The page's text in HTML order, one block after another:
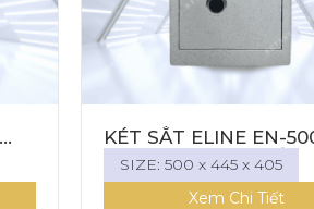
KÉT SẮT ELINE EN-
(KHÓA ĐIỆN TỬ KẾT
ĐIỆN THOẠI)
SIZE: 500 x 445 x 405
Xem Chi Tiết